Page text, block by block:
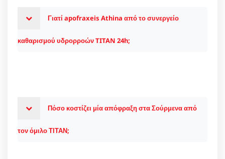
Γιατί apofraxeis Athina από το συνεργείο
καθαρισμού υδρορροών TITAN 24h;
Πόσο κοστίζει μία απόφραξη στα Σούρμενα από
τον όμιλο ΤΙΤΑΝ;